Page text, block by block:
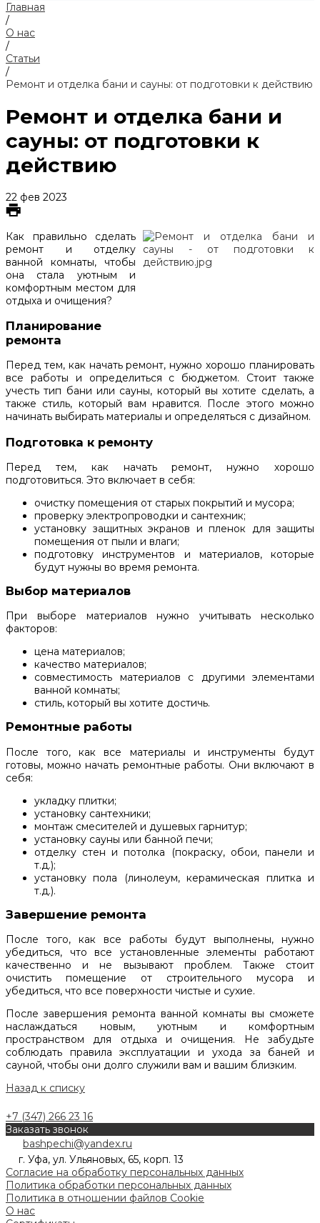
Главная
/
О нас
/
Статьи
/
Ремонт и отделка бани и сауны: от подготовки к действию
Ремонт и отделка бани и
сауны: от подготовки к
действию
22 фев 2023
Как правильно сделать
ремонт и отделку
ванной комнаты, чтобы
она стала уютным и
комфортным местом для
отдыха и очищения?
Планирование
ремонта
Перед тем, как начать ремонт, нужно хорошо планировать
все работы и определиться с бюджетом. Стоит также
учесть тип бани или сауны, который вы хотите сделать, а
также стиль, который вам нравится. После этого можно
начинать выбирать материалы и определяться с дизайном.
Подготовка к ремонту
Перед тем, как начать ремонт, нужно хорошо
подготовиться. Это включает в себя:
очистку помещения от старых покрытий и мусора;
проверку электропроводки и сантехник;
установку защитных экранов и пленок для защиты
помещения от пыли и влаги;
подготовку инструментов и материалов, которые
будут нужны во время ремонта.
Выбор материалов
При выборе материалов нужно учитывать несколько
факторов:
цена материалов;
качество материалов;
совместимость материалов с другими элементами
ванной комнаты;
стиль, который вы хотите достичь.
Ремонтные работы
После того, как все материалы и инструменты будут
готовы, можно начать ремонтные работы. Они включают в
себя:
укладку плитки;
установку сантехники;
монтаж смесителей и душевых гарнитур;
установку сауны или банной печи;
отделку стен и потолка (покраску, обои, панели и
т.д.);
установку пола (линолеум, керамическая плитка и
т.д.).
Завершение ремонта
После того, как все работы будут выполнены, нужно
убедиться, что все установленные элементы работают
качественно и не вызывают проблем. Также стоит
очистить помещение от строительного мусора и
убедиться, что все поверхности чистые и сухие.
После завершения ремонта ванной комнаты вы сможете
наслаждаться новым, уютным и комфортным
пространством для отдыха и очищения. Не забудьте
соблюдать правила эксплуатации и ухода за баней и
сауной, чтобы они долго служили вам и вашим близким.
Назад к списку
+7 (347) 266 23 16
Заказать звонок
bashpechi@yandex.ru
г. Уфа, ул. Ульяновых, 65, корп. 13
Согласие на обработку персональных данных
Политика обработки персональных данных
Политика в отношении файлов Cookie
О нас